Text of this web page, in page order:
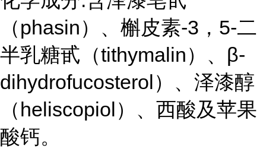
（phasin）、槲皮素-3，5-二
半乳糖甙（tithymalin）、β-
dihydrofucosterol）、泽漆醇
（heliscopiol）、西酸及苹果
酸钙。